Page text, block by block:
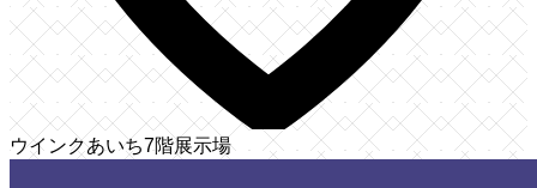
ウインクあいち7階展示場